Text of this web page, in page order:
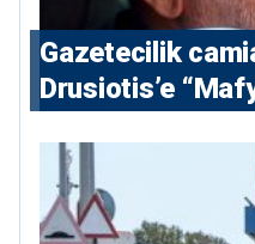
Gazetecilik
⁠Drusiotis’e